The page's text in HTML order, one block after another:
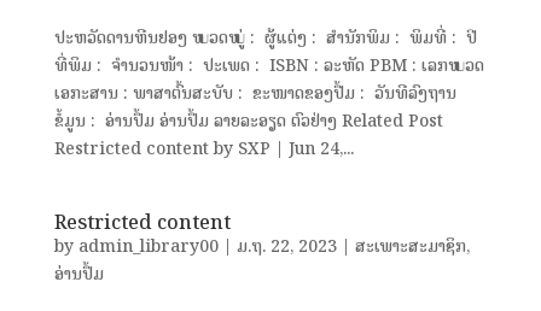
ປະຫວັດດານຫີນຢອງ ໝວດໝູ່ : ຜູ້ແຕ່ງ : ສຳນັກພິມ : ພິມທີ່ : ປີ
ທີ່ພິມ : ຈຳນວນໜ້າ : ປະເພດ : ISBN : ລະຫັດ PBM : ເລກໝວດ
ເອກະສານ : ພາສາຕົ້ນສະບັບ : ຂະໜາດຂອງປື້ມ : ວັນທີລົງຖານ
ຂໍ້ມູນ : ອ່ານປຶ້ມ ອ່ານປຶ້ມ ລາຍລະອຽດ ຕົວຢ່າງ Related Post
Restricted content by SXP | Jun 24,...
Restricted content
by admin_library00| ມ.ຖ. 22, 2023| ສະເພາະສະມາຊິກ,
ອ່ານປຶ້ມ